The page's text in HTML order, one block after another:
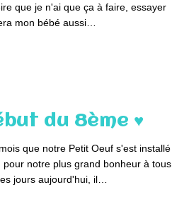
que je n'ai que ça à faire, essayer
mon bébé aussi…
du 8ème ♥
que notre Petit Oeuf s'est installé
notre plus grand bonheur à tous
jours aujourd'hui, il…